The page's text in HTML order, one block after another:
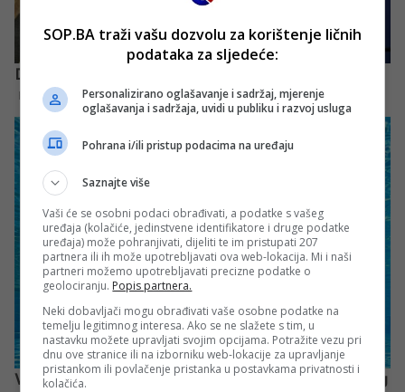
SOP.BA traži vašu dozvolu za korištenje ličnih
podataka za sljedeće:
Personalizirano oglašavanje i sadržaj, mjerenje
oglašavanja i sadržaja, uvidi u publiku i razvoj usluga
Pohrana i/ili pristup podacima na uređaju
Saznajte više
Vaši će se osobni podaci obrađivati, a podatke s vašeg
uređaja (kolačiće, jedinstvene identifikatore i druge podatke
uređaja) može pohranjivati, dijeliti te im pristupati 207
partnera ili ih može upotrebljavati ova web-lokacija. Mi i naši
partneri možemo upotrebljavati precizne podatke o
geolociranju. Popis partnera.
Neki dobavljači mogu obrađivati vaše osobne podatke na
temelju legitimnog interesa. Ako se ne slažete s tim, u
nastavku možete upravljati svojim opcijama. Potražite vezu pri
dnu ove stranice ili na izborniku web-lokacije za upravljanje
pristankom ili povlačenje pristanka u postavkama privatnosti i
kolačića.